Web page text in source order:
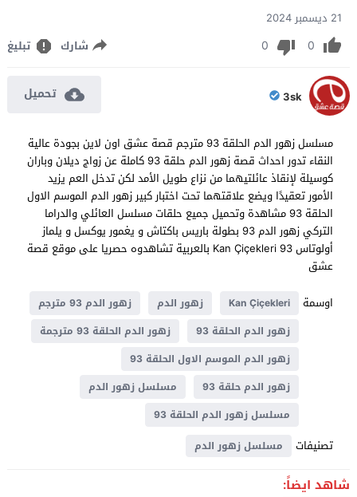
21 ديسمبر 2024
0
0 شارك تبليغ
3sk تحميل
مسلسل زهور الدم الحلقة 93 مترجم قصة عشق اون لاين بجودة عالية
النقاء تدور احداث قصة زهور الدم حلقة 93 كاملة عن زواج ديلان وباران
كوسيلة لإنقاذ عائلتيهما من نزاع طويل الأمد لكن تدخل العم يزيد
الأمور تعقيدًا ويضع علاقتهما تحت اختبار كبير زهور الدم الموسم الاول
الحلقة 93 مشاهدة وتحميل جميع حلقات مسلسل العائلي والدراما
التركي زهور الدم 93 بطولة باريس باكتاش و يغمور يوكسل و يلماز
أولوتاس Kan Çiçekleri 93 بالعربية تشاهدوه حصريا على موقع قصة
عشق
اوسمة
Kan Çiçekleri زهور الدم
زهور الدم 93 مترجم
زهور الدم الحلقة 93
زهور الدم الحلقة 93 مترجمة
زهور الدم الموسم الاول الحلقة 93
زهور الدم حلقة 93
مسلسل زهور الدم
مسلسل زهور الدم الحلقة 93
تصنيفات مسلسل زهور الدم
شاهد ايضاً: